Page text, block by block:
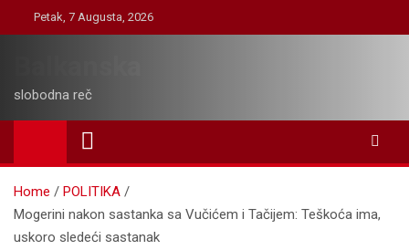
to
Petak, 7 Augusta, 2026
slobodna reč
Home
POLITIKA
Mogerini nakon sastanka sa Vučićem i Tačijem: Teškoća ima,
uskoro sledeći sastanak